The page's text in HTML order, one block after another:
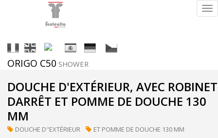
ral
ORIGO C50 SHOWER
DOUCHE D'EXTÉRIEUR, AVEC ROBINET
DARRÊT ET POMME DE DOUCHE 130
MM
DOUCHE D''EXTÉRIEUR ET POMME DE DOUCHE 130 MM